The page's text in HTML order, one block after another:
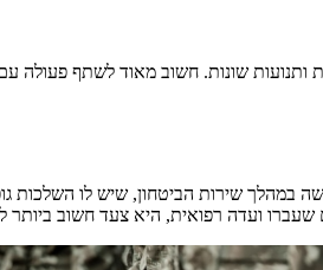
ותנועות שונות. חשוב מאוד לשתף
שירות הביטחון, שיש לו השלכות
ועדה רפואית, היא צעד חשוב